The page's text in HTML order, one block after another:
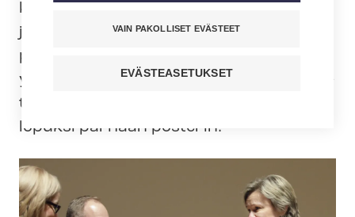
koulutustapahtumaan sisältyi luentojen
ja työnäytösten lisäksi myös
posterinäyttely. Tapahtumassa oli esillä
yhteensä 14 posteria eli tut­ki­mus­ju­lis­tet­
ta, joista arviointiraati valitsi päivän
lopuksi parhaan posterin.
VAIN PAKOLLISET EVÄSTEET
EVÄSTEASETUKSET